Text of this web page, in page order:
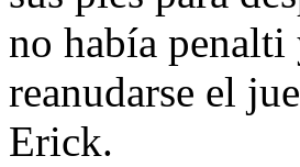
no había penalti
reanudarse el
Erick.